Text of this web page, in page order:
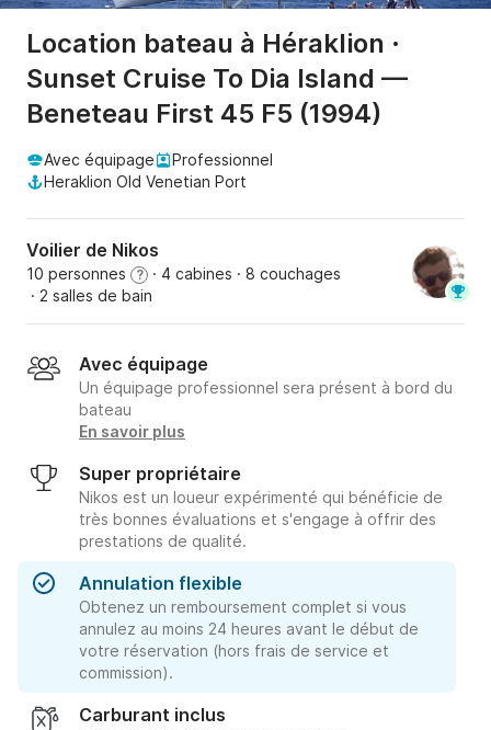
Location bateau à Héraklion ·
Sunset Cruise To Dia Island —
Beneteau First 45 F5 (1994)
Avec équipage
Professionnel
Heraklion Old Venetian Port
Voilier de Nikos
10 personnes ? · 4 cabines · 8 couchages
· 2 salles de bain
Avec équipage
Un équipage professionnel sera présent à bord du
bateau
En savoir plus
Super propriétaire
Nikos est un loueur expérimenté qui bénéficie de
très bonnes évaluations et s'engage à offrir des
prestations de qualité.
Annulation flexible
Obtenez un remboursement complet si vous
annulez au moins 24 heures avant le début de
votre réservation (hors frais de service et
commission).
Carburant inclus